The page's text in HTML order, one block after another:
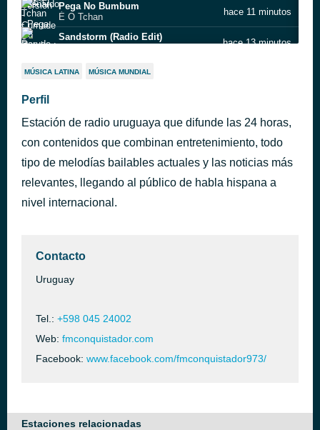
Pega No Bumbum
É O Tchan
hace 11 minutos
Sandstorm (Radio Edit)
hace 13 minutos
Namora Pelado
Toda Menina Baiana
Gilberto Gil
Outras Palavras - Remixed Original Album
hace 32 minutos
MÚSICA LATINA MÚSICA MUNDIAL
Perfil
Estación de radio uruguaya que difunde las 24 horas,
con contenidos que combinan entretenimiento, todo
tipo de melodías bailables actuales y las noticias más
relevantes, llegando al público de habla hispana a
nivel internacional.
Contacto
Uruguay
Tel.: +598 045 24002
Web: fmconquistador.com
Facebook: www.facebook.com/fmconquistador973/
Estaciones relacionadas